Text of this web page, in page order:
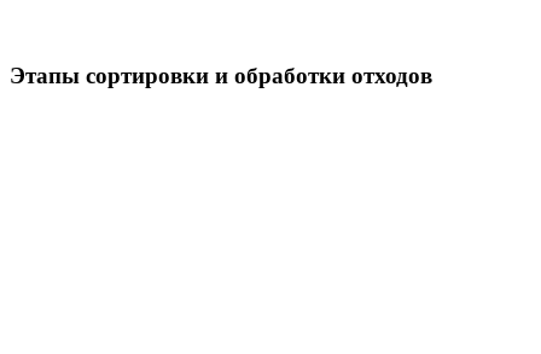
Этапы сортировки и обработки отходов